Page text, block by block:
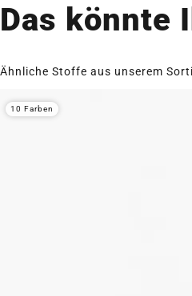
Das könnte
Ähnliche Stoffe aus unserem
10 Farben